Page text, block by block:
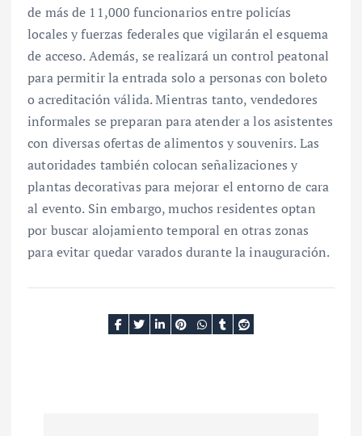
de más de 11,000 funcionarios entre policías
locales y fuerzas federales que vigilarán el esquema
de acceso. Además, se realizará un control peatonal
para permitir la entrada solo a personas con boleto
o acreditación válida. Mientras tanto, vendedores
informales se preparan para atender a los asistentes
con diversas ofertas de alimentos y souvenirs. Las
autoridades también colocan señalizaciones y
plantas decorativas para mejorar el entorno de cara
al evento. Sin embargo, muchos residentes optan
por buscar alojamiento temporal en otras zonas
para evitar quedar varados durante la inauguración.